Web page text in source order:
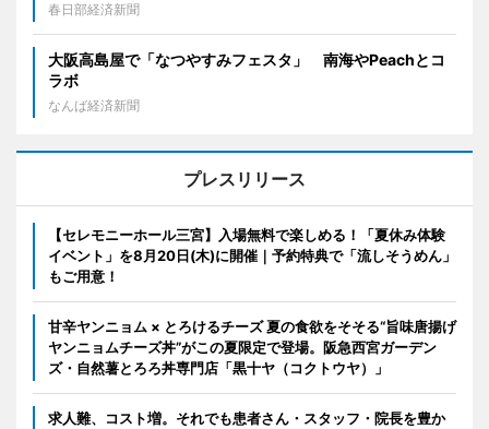
春日部経済新聞
大阪高島屋で「なつやすみフェスタ」 南海やPeachとコ
ラボ
なんば経済新聞
プレスリリース
【セレモニーホール三宮】入場無料で楽しめる！「夏休み体験
イベント」を8月20日(木)に開催｜予約特典で「流しそうめん」
もご用意！
甘辛ヤンニョム × とろけるチーズ 夏の食欲をそそる“旨味唐揚げ
ヤンニョムチーズ丼”がこの夏限定で登場。阪急西宮ガーデン
ズ・自然薯とろろ丼専門店「黒十ヤ（コクトウヤ）」
求人難、コスト増。それでも患者さん・スタッフ・院長を豊か